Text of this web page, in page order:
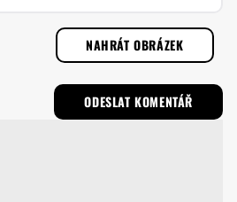
NAHRÁT OBRÁZEK